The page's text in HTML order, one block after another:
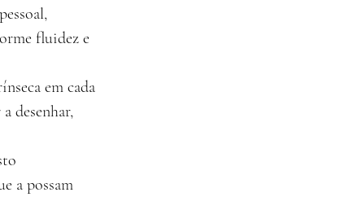
fluidez e
em cada
desenhar,
a possam